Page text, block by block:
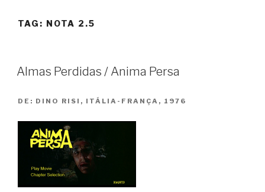
TAG: NOTA 2.5
Almas Perdidas / Anima Persa
DE: DINO RISI, ITÁLIA-FRANÇA, 1976